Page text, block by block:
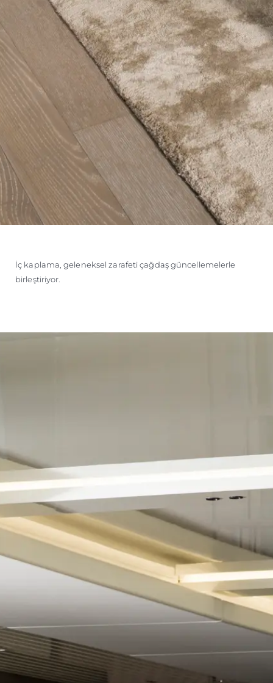
İç kaplama, geleneksel zarafeti çağdaş güncellemelerle
birleştiriyor.